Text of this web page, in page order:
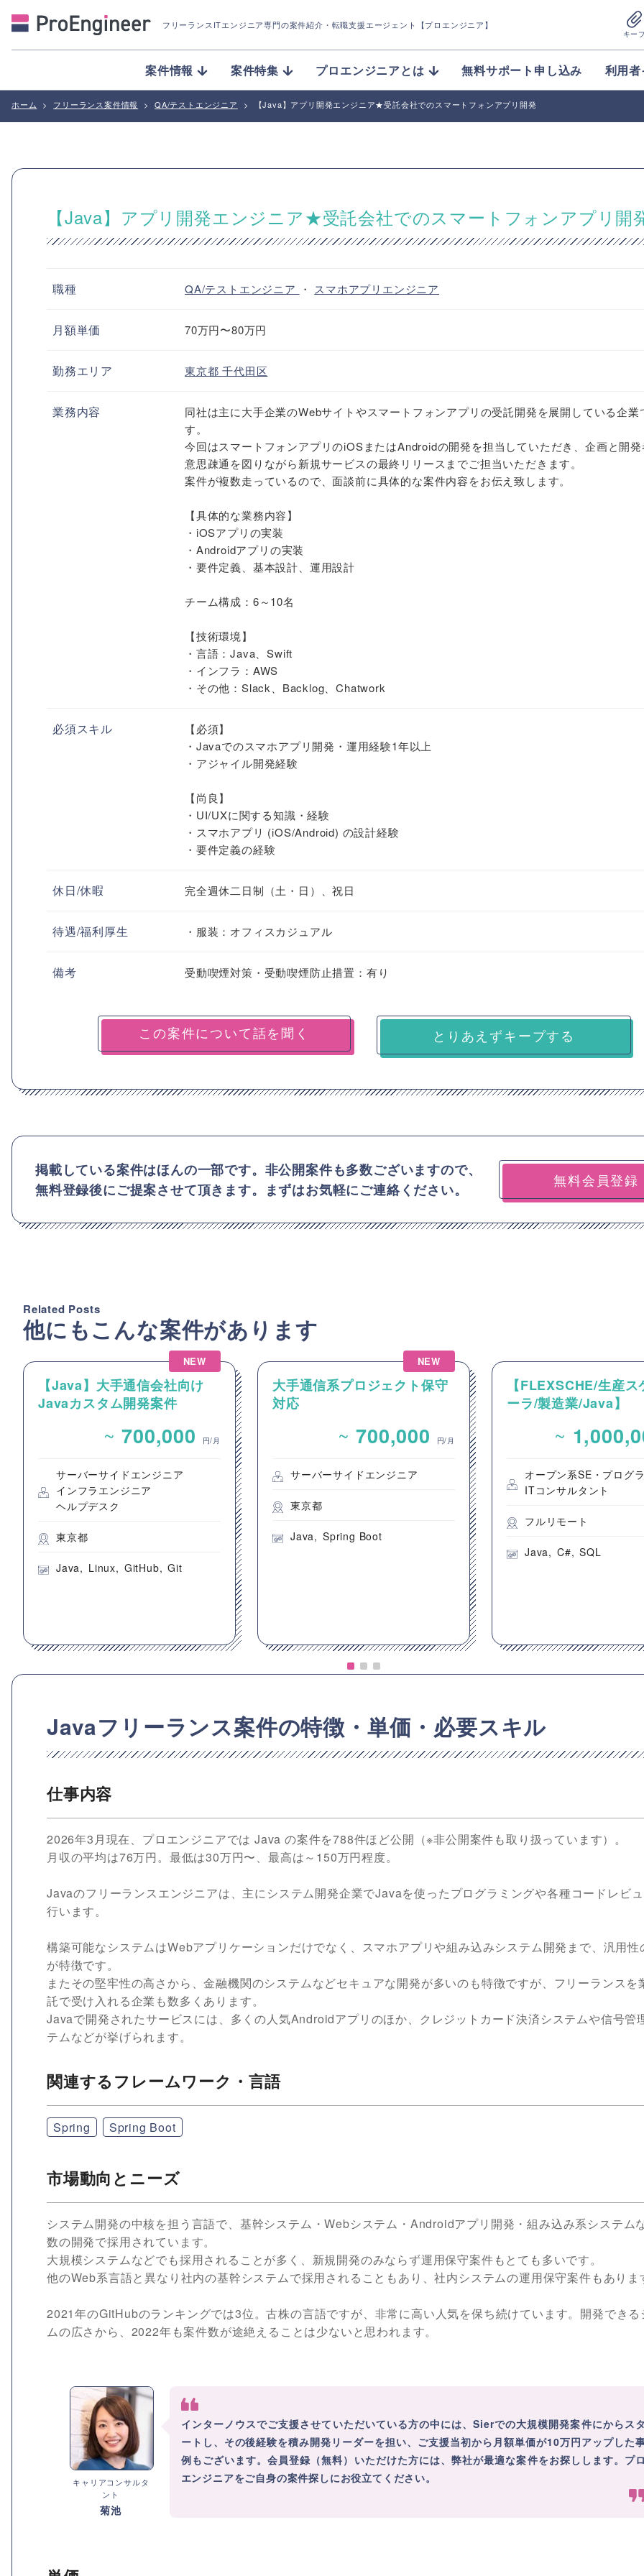
フリーランスITエンジニア専門の案件紹介 ・転職支援エージェント【プロエンジニア】
キー
案件情報 案件特集 プロエンジニアとは 無料サポート申し込み 利用
ホーム > フリーランス案件情報 > QA/テストエンジニア > 【Java】アプリ開発エンジニア★受託会社でのスマートフォンアプリ開発
【Java】アプリ開発エンジニア★受託会社でのスマートフォンアプリ開
職種 QA/テストエンジニア ・ スマホアプリエンジニア
月額単価 70万円〜80万円
勤務エリア 東京都千代田区
業務内容
同社は主に大手企業のWebサイトやスマートフォンアプリの受託開発を展開している企業
す。
今回はスマートフォンアプリのiOSまたはAndroidの開発を担当していただき、企画と開
意思疎通を図りながら新規サービスの最終リリースまでご担当いただきます。
案件が複数走っているので、面談前に具体的な案件内容をお伝え致します。
【具体的な業務内容】
・iOSアプリの実装
・Androidアプリの実装
・要件定義、基本設計、運用設計
チーム構成：6～10名
【技術環境】
・言語：Java、Swift
・インフラ：AWS
・その他：Slack、Backlog、Chatwork
必須スキル
【必須】
・Javaでのスマホアプリ開発・運用経験1年以上
・アジャイル開発経験
【尚良】
・UI/UXに関する知識・経験
・スマホアプリ (iOS/Android) の設計経験
・要件定義の経験
休日/休暇 完全週休二日制（土・日）、祝日
待遇/福利厚生 ・服装：オフィスカジュアル
備考 受動喫煙対策・受動喫煙防止措置：有り
とりあえずキープする
掲載している案件はほんの一部です。非公開案件も多数ございますので、
無料登録後にご提案させて頂きます。まずはお気軽にご連絡ください。
無料会員登録
Related Posts
他にもこんな案件があります
NEW
【Java】大手通信会社向け
Javaカスタム開発案件
~ 700,000 円/月
サーバーサイドエンジニア
インフラエンジニア
ヘルプデスク
東京都
Java Linux GitHub Git
NEW
大手通信系プロジェクト保守
対応
~ 700,000 円/月
サーバーサイドエンジニア
東京都
Java Spring Boot
【FLEXSCHE/生産ス
ーラ/製造業/Java】
け生産スケジューラ
~
オープン系SE・プログ
ITコンサルタント
フルリモート
Java C# SQL
Javaフリーランス案件の特徴・単価・必要スキル
仕事内容
2026年3月現在、プロエンジニアでは Java の案件を788件ほど公開（※非公開案件も取り扱っています）。
月収の平均は76万円。最低は30万円〜、最高は～150万円程度。
Javaのフリーランスエンジニアは、主にシステム開発企業でJavaを使ったプログラミングや各種コードレビ
行います。
構築可能なシステムはWebアプリケーションだけでなく、スマホアプリや組み込みシステム開発まで、汎用性
が特徴です。
またその堅牢性の高さから、金融機関のシステムなどセキュアな開発が多いのも特徴ですが、フリーランスを
託で受け入れる企業も数多くあります。
Javaで開発されたサービスには、多くの人気Androidアプリのほか、クレジットカード決済システムや信号管
テムなどが挙げられます。
関連するフレームワーク・言語
Spring Spring Boot
市場動向とニーズ
システム開発の中核を担う言語で、基幹システム・Webシステム・Androidアプリ開発・組み込み系システム
数の開発で採用されています。
大規模システムなどでも採用されることが多く、新規開発のみならず運用保守案件もとても多いです。
他のWeb系言語と異なり社内の基幹システムで採用されることもあり、社内システムの運用保守案件もありま
2021年のGitHubのランキングでは3位。古株の言語ですが、非常に高い人気を保ち続けています。開発できる
ムの広さから、2022年も案件数が途絶えることは少ないと思われます。
キャリアコンサルタ
ント
菊池
インターノウスでご支援させていただいている方の中には、Sierでの大規模開発案件にからス
ートし、その後経験を積み開発リーダーを担い、ご支援当初から月額単価が10万円アップした
例もございます。会員登録（無料）いただけた方には、弊社が最適な案件をお探しします。プ
エンジニアをご自身の案件探しにお役立てください。